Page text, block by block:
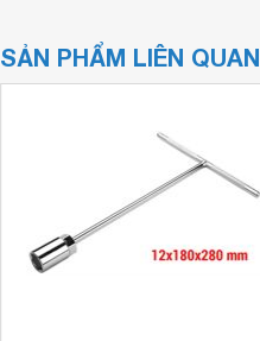
SẢN PHẨM LIÊN QUAN